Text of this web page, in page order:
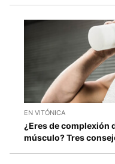
EN VITÓNICA
¿Eres de complexión
músculo? Tres